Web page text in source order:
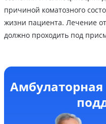
причиной коматозного
жизни пациента. Лечение
должно проходить под
Амбулаторная